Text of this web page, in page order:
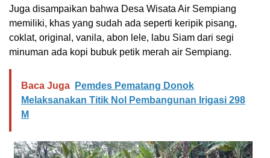
Juga disampaikan bahwa Desa Wisata Air Sempiang
memiliki, khas yang sudah ada seperti keripik pisang,
coklat, original, vanila, abon lele, labu Siam dari segi
minuman ada kopi bubuk petik merah air Sempiang.
Baca Juga
Pemdes Pematang Donok
Melaksanakan Titik Nol Pembangunan Irigasi 298
M